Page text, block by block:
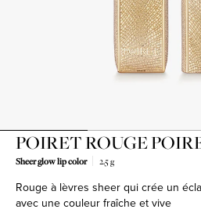
POIRET ROUGE
Sheer glow lip color 2.5 g
Rouge à lèvres sheer qui crée un
avec une couleur fraîche et vive